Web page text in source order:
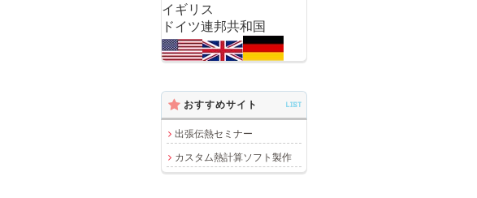
イギリス
ドイツ連邦共和国
おすすめサイト LIST
出張伝熱セミナー
カスタム熱計算ソフト製作